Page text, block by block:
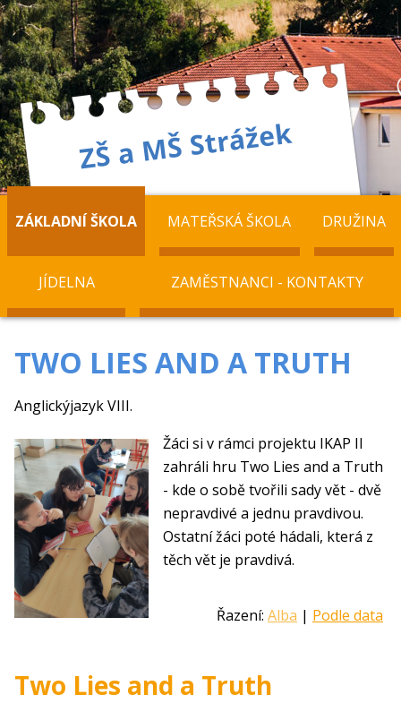
ZÁKLADNÍ ŠKOLA MATEŘSKÁ ŠKOLA DRUŽINA
JÍDELNA ZAMĚSTNANCI - KONTAKTY
TWO LIES AND A TRUTH
Anglickýjazyk VIII.
Žáci si v rámci projektu IKAP II
zahráli hru Two Lies and a Truth
- kde o sobě tvořili sady vět - dvě
nepravdivé a jednu pravdivou.
Ostatní žáci poté hádali, která z
těch vět je pravdivá.
Řazení: Alba | Podle data
Two Lies and a Truth